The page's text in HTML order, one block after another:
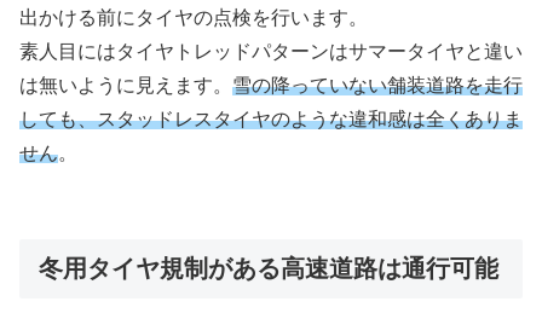
出かける前にタイヤの点検を行います。
素人目にはタイヤトレッドパターンはサマータイヤと違い
は無いように見えます。 雪の降っていない舗装道路を走行
しても、スタッドレスタイヤのような違和感は全くありま
せん。
冬用タイヤ規制がある高速道路は通行可能